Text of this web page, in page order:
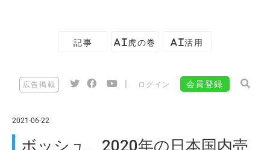
記事 AI虎の巻 AI活用
広告掲載 ログイン 会員登録
2021-06-22
ボッシュ、2020年の日本国内売